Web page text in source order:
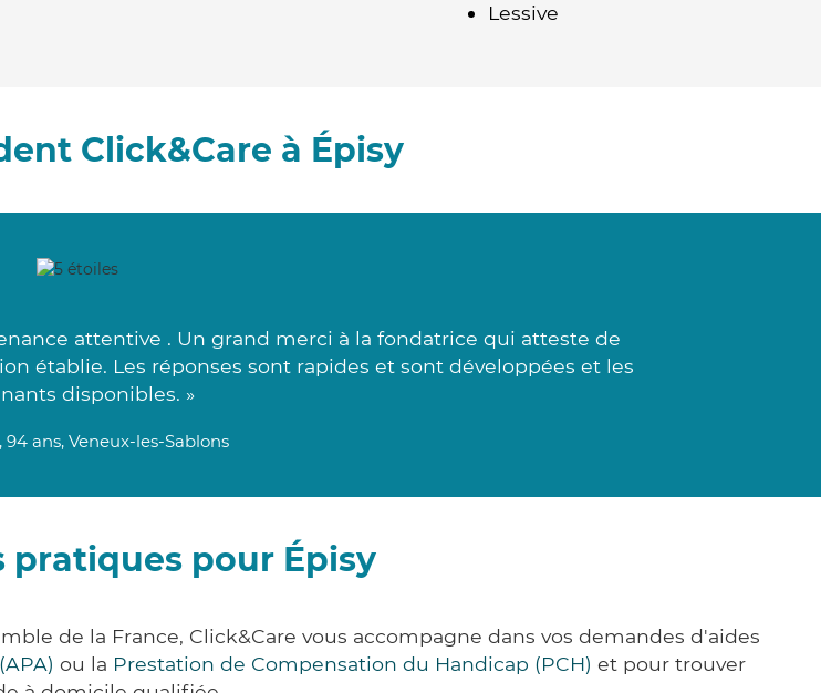
Lessive
Click&Care à Épisy
attentive . Un grand merci à la fondatrice qui atteste de
établie. Les réponses sont rapides et sont développées et les
disponibles. »
94 ans, Veneux-les-Sablons
pour Épisy
de la France, Click&Care vous accompagne dans vos demandes d'aides
ou la Prestation de Compensation du Handicap (PCH) et pour trouver